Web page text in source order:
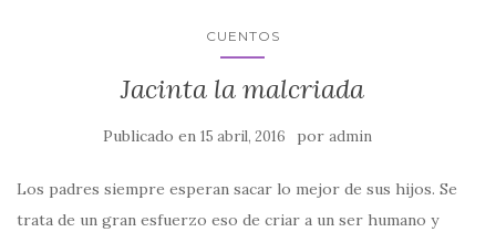
CUENTOS
Jacinta la malcriada
Publicado en 15 abril, 2016 por admin
Los padres siempre esperan sacar lo mejor de sus hijos. Se
trata de un gran esfuerzo eso de criar a un ser humano y